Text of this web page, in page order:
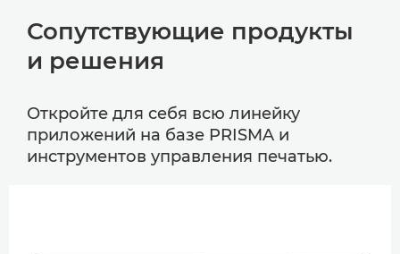
Сопутствующие продукты
и решения
Откройте для себя всю линейку
приложений на базе PRISMA и
инструментов управления печатью.